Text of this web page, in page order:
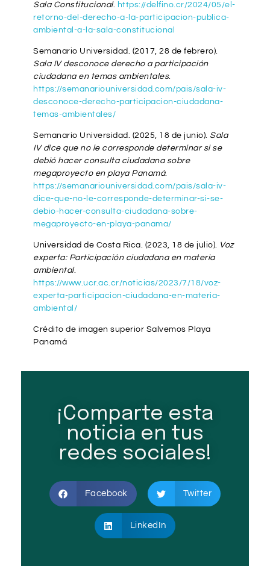
Sala Constitucional. https://delfino.cr/2024/05/el-
retorno-del-derecho-a-la-participacion-publica-
ambiental-a-la-sala-constitucional
Semanario Universidad. (2017, 28 de febrero).
Sala IV desconoce derecho a participación
ciudadana en temas ambientales.
https://semanariouniversidad.com/pais/sala-iv-
desconoce-derecho-participacion-ciudadana-
temas-ambientales/
Semanario Universidad. (2025, 18 de junio). Sala
IV dice que no le corresponde determinar si se
debió hacer consulta ciudadana sobre
megaproyecto en playa Panamá.
https://semanariouniversidad.com/pais/sala-iv-
dice-que-no-le-corresponde-determinar-si-se-
debio-hacer-consulta-ciudadana-sobre-
megaproyecto-en-playa-panama/
Universidad de Costa Rica. (2023, 18 de julio). Voz
experta: Participación ciudadana en materia
ambiental.
https://www.ucr.ac.cr/noticias/2023/7/18/voz-
experta-participacion-ciudadana-en-materia-
ambiental/
Crédito de imagen superior Salvemos Playa
Panamá
¡Comparte esta
noticia en tus
redes sociales!
Facebook Twitter
LinkedIn